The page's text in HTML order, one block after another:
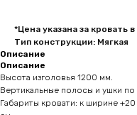
*Цена указана за кровать
Тип конструкции: Мягкая
Описание
Описание
Высота изголовья 1200 мм.
Вертикальные полосы и ушки по
Габариты кровати: к ширине